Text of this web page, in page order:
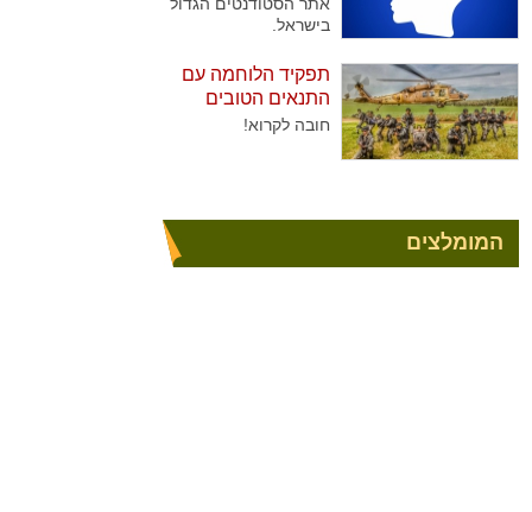
בישראל.
תפקיד הלוחמה עם
התנאים הטובים
ביותר
חובה לקרוא!
המומלצים